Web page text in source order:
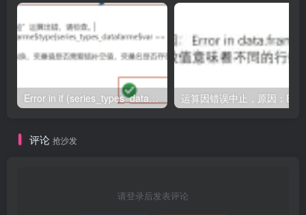
Error in if (series_types_datafarme$type[series_types_datafarme$var == : argument is of length zero
评论 抢沙发
请登录后发表评论